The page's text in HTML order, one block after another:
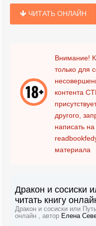
ЧИТАТЬ ОНЛАЙН
Внимание!
только для
контента
другого,
написать на
материала
Дракон и сосиски
читать книгу
Дракон и сосиски или
онлайн , автор Елена